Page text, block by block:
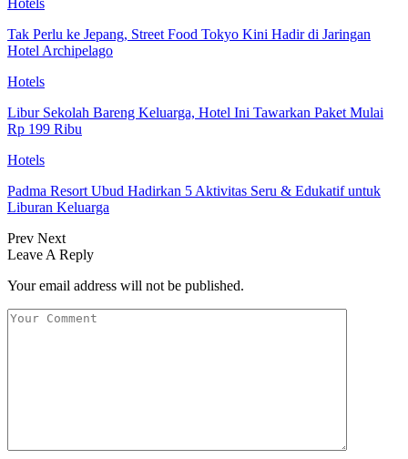
Tak Perlu ke Jepang, Street Food Tokyo Kini Hadir di Jaringan
Hotel Archipelago
Hotels
Libur Sekolah Bareng Keluarga, Hotel Ini Tawarkan Paket Mulai
Rp 199 Ribu
Hotels
Padma Resort Ubud Hadirkan 5 Aktivitas Seru & Edukatif untuk
Liburan Keluarga
Prev Next
Leave A Reply
Your email address will not be published.